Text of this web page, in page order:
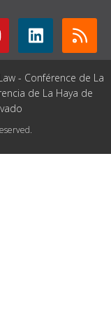
- Conférence de La
de La Haya de